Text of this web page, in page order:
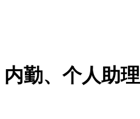
勤、个人助理